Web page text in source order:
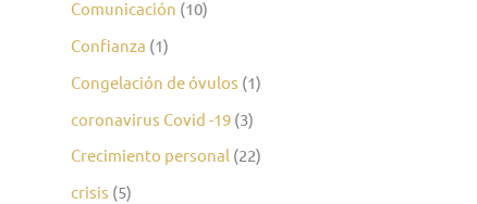
Comunicación (10)
Confianza (1)
Congelación de óvulos (1)
coronavirus Covid -19 (3)
Crecimiento personal (22)
crisis (5)